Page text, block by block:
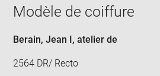
window
Modèle de coiffure
Berain, Jean I , atelier de
2564 DR/ Recto